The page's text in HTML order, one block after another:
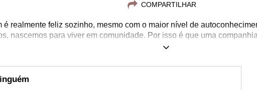
COMPARTILHAR
é realmente feliz sozinho, mesmo com o maior nível de
nascemos para viver em comunidade. Por isso é que uma
vinda! Venha se inspirar para encontrar alguém para dividir